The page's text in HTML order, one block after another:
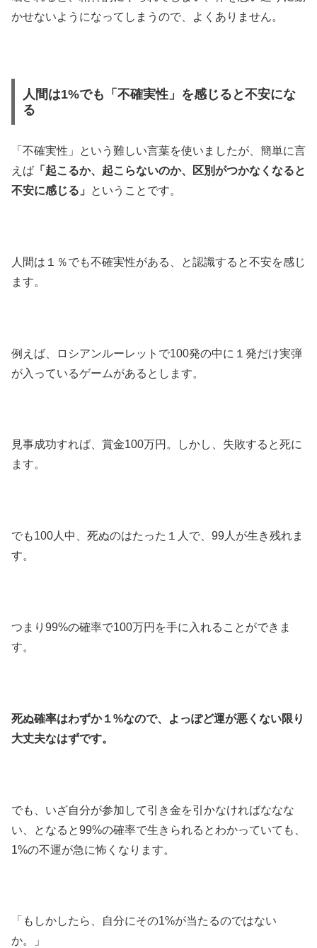
かせないようになってしまうので、よくありません。
人間は1%でも「不確実性」を感じると不安にな
る
「不確実性」という難しい言葉を使いましたが、簡単に言
えば 「起こるか、起こらないのか、区別がつかなくなると
不安に感じる」
ということです。
人間は１％でも不確実性がある、と認識すると不安を感じ
ます。
例えば、ロシアンルーレットで100発の中に１発だけ実弾
が入っているゲームがあるとします。
見事成功すれば、賞金100万円。しかし、失敗すると死に
ます。
でも100人中、死ぬのはたった１人で、99人が生き残れま
す。
つまり99%の確率で100万円を手に入れることができま
す。
死ぬ確率はわずか１%なので、よっぽど運が悪くない限り
大丈夫なはずです。
でも、いざ自分が参加して引き金を引かなければななな
い、となると99%の確率で生きられるとわかっていても、
1%の不運が急に怖くなります。
「もしかしたら、自分にその1%が当たるのではない
か。」